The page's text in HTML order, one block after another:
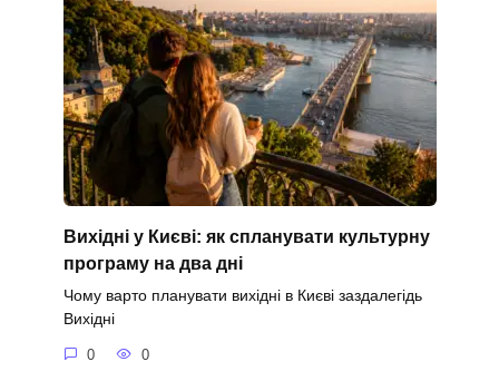
Вихідні у Києві: як спланувати культурну
програму на два дні
Чому варто планувати вихідні в Києві заздалегідь
Вихідні
0 0